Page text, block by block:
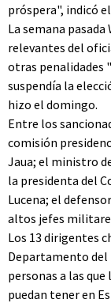
próspera", indicó
La semana
relevantes del
otras penalidades
suspendía la
hizo el domingo.
Entre los
comisión
Jaua; el ministro
la presidenta del
Lucena; el
altos jefes
Los 13 dirigentes
Departamento del
personas a las
puedan tener en